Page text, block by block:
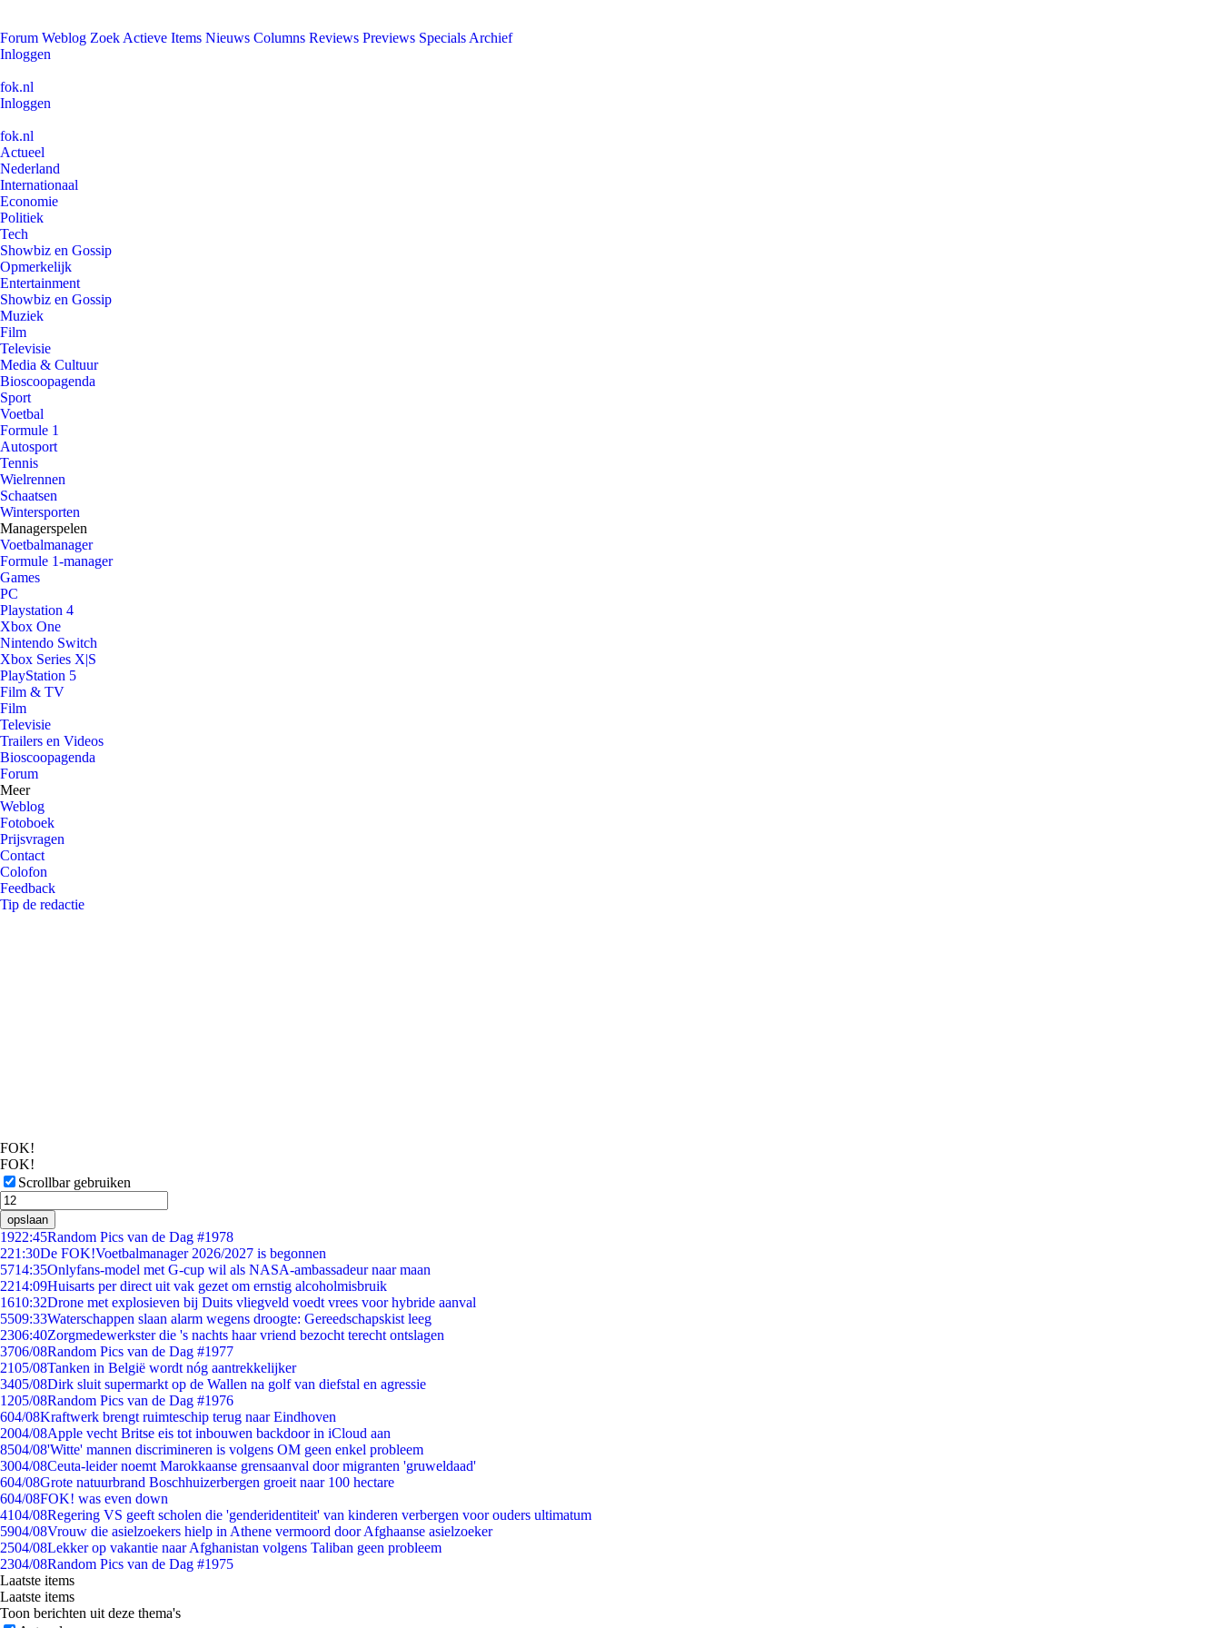
Forum Weblog Zoek Actieve Items Nieuws Columns Reviews Previews Specials Archief
Inloggen
fok.nl
Inloggen
fok.nl
Actueel
Nederland
Internationaal
Economie
Politiek
Tech
Showbiz en Gossip
Opmerkelijk
Entertainment
Showbiz en Gossip
Muziek
Film
Televisie
Media & Cultuur
Bioscoopagenda
Sport
Voetbal
Formule 1
Autosport
Tennis
Wielrennen
Schaatsen
Wintersporten
Managerspelen
Voetbalmanager
Formule 1-manager
Games
PC
Playstation 4
Xbox One
Nintendo Switch
Xbox Series X|S
PlayStation 5
Film & TV
Film
Televisie
Trailers en Videos
Bioscoopagenda
Forum
Meer
Weblog
Fotoboek
Prijsvragen
Contact
Colofon
Feedback
Tip de redactie
FOK!
FOK!
Scrollbar gebruiken
opslaan
1922:45Random Pics van de Dag #1978
221:30De FOK!Voetbalmanager 2026/2027 is begonnen
5714:35Onlyfans-model met G-cup wil als NASA-ambassadeur naar maan
2214:09Huisarts per direct uit vak gezet om ernstig alcoholmisbruik
1610:32Drone met explosieven bij Duits vliegveld voedt vrees voor hybride aanval
5509:33Waterschappen slaan alarm wegens droogte: Gereedschapskist leeg
2306:40Zorgmedewerkster die 's nachts haar vriend bezocht terecht ontslagen
3706/08Random Pics van de Dag #1977
2105/08Tanken in België wordt nóg aantrekkelijker
3405/08Dirk sluit supermarkt op de Wallen na golf van diefstal en agressie
1205/08Random Pics van de Dag #1976
604/08Kraftwerk brengt ruimteschip terug naar Eindhoven
2004/08Apple vecht Britse eis tot inbouwen backdoor in iCloud aan
8504/08'Witte' mannen discrimineren is volgens OM geen enkel probleem
3004/08Ceuta-leider noemt Marokkaanse grensaanval door migranten 'gruweldaad'
604/08Grote natuurbrand Boschhuizerbergen groeit naar 100 hectare
604/08FOK! was even down
4104/08Regering VS geeft scholen die 'genderidentiteit' van kinderen verbergen voor ouders ultimatum
5904/08Vrouw die asielzoekers hielp in Athene vermoord door Afghaanse asielzoeker
2504/08Lekker op vakantie naar Afghanistan volgens Taliban geen probleem
2304/08Random Pics van de Dag #1975
Laatste items
Laatste items
Toon berichten uit deze thema's